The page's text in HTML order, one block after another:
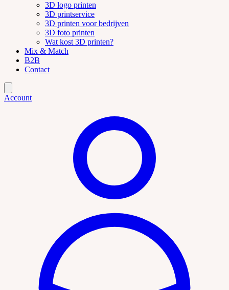
3D logo printen
3D printservice
3D printen voor bedrijven
3D foto printen
Wat kost 3D printen?
Mix & Match
B2B
Contact
Account